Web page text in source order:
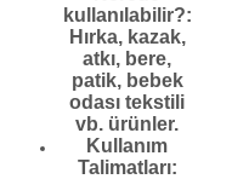
kullanılabilir?:
Hırka, kazak,
atkı, bere,
patik, bebek
odası tekstili
vb. ürünler.
Kullanım
Talimatları: